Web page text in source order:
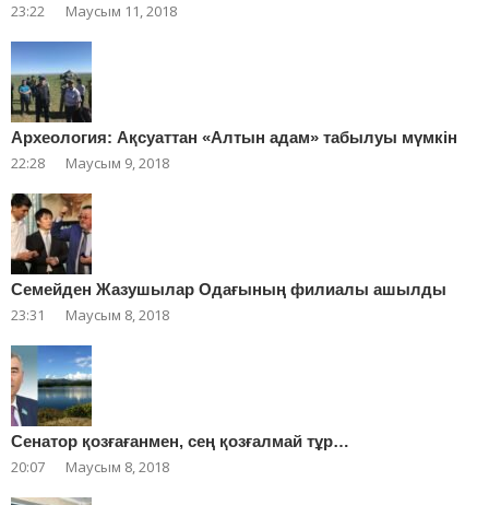
23:22 Маусым 11, 2018
Археология: Ақсуаттан «Алтын адам» табылуы мүмкін
22:28 Маусым 9, 2018
Cемейден Жазушылар Одағының филиалы ашылды
23:31 Маусым 8, 2018
Сенатор қозғағанмен, сең қозғалмай тұр…
20:07 Маусым 8, 2018